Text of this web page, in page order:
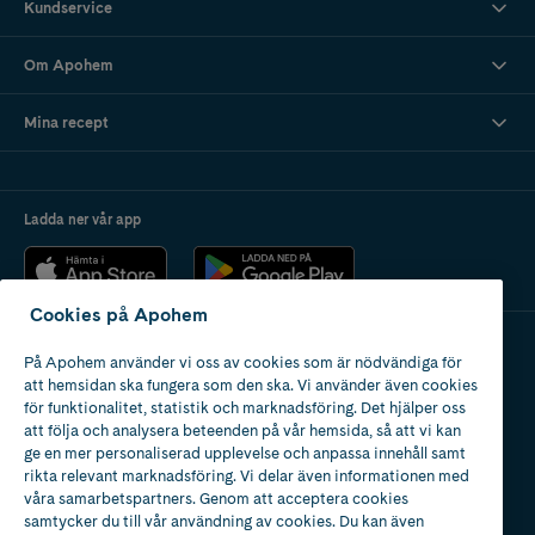
hudåldrande. Dermatologiska riktlinjer rekommenderar SPF 30 eller
högre och att du återapplicerar varannan timme vid solexponering. Tänk
också på att inget solskydd ger 100 % skydd – komplettera alltid med
skugga, kläder och solhatt vid stark sol.
Kundservice
Om Apohem
Mina recept
Ladda ner vår app
Apotek med tillstånd
av Läkemedelsverket
2024
Cookies på Apohem
På Apohem använder vi oss av cookies som är nödvändiga för
att hemsidan ska fungera som den ska. Vi använder även cookies
för funktionalitet, statistik och marknadsföring. Det hjälper oss
att följa och analysera beteenden på vår hemsida, så att vi kan
ge en mer personaliserad upplevelse och anpassa innehåll samt
rikta relevant marknadsföring. Vi delar även informationen med
våra samarbetspartners. Genom att acceptera cookies
samtycker du till vår användning av cookies. Du kan även